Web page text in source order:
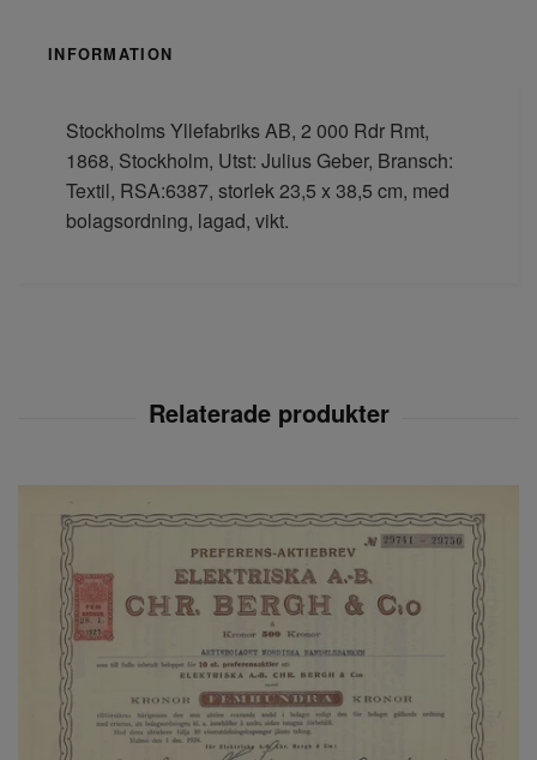
INFORMATION
Stockholms Yllefabriks AB, 2 000 Rdr Rmt,
1868, Stockholm, Utst: Julius Geber, Bransch:
Textil, RSA:6387, storlek 23,5 x 38,5 cm, med
bolagsordning, lagad, vikt.